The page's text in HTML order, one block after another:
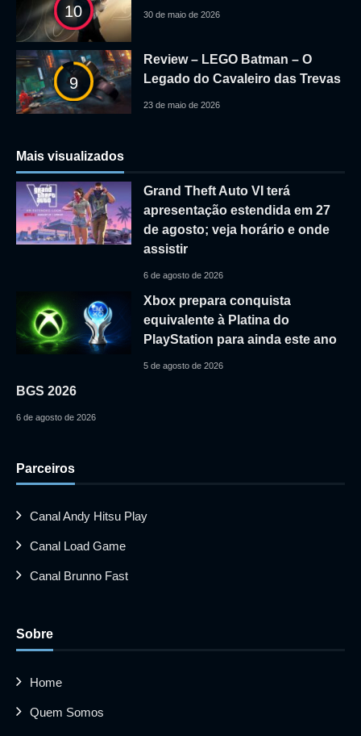
10 30 de maio de 2026
9
Review – LEGO Batman – O
Legado do Cavaleiro das Trevas
23 de maio de 2026
Mais visualizados
Grand Theft Auto VI terá
apresentação estendida em 27
de agosto; veja horário e onde
assistir
6 de agosto de 2026
Xbox prepara conquista
equivalente à Platina do
PlayStation para ainda este ano
5 de agosto de 2026
BGS 2026
6 de agosto de 2026
Parceiros
Canal Andy Hitsu Play
Canal Load Game
Canal Brunno Fast
Sobre
Home
Quem Somos